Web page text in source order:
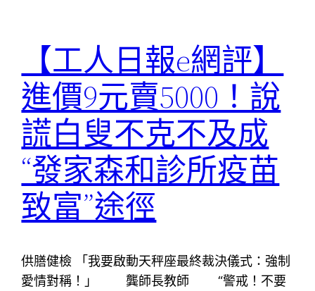
【工人日報e網評】
進價9元賣5000！說
謊白叟不克不及成
“發家森和診所疫苗
致富”途徑
供膳健檢 「我要啟動天秤座最終裁決儀式：強制
愛情對稱！」 龔師長教師 “警戒！不要